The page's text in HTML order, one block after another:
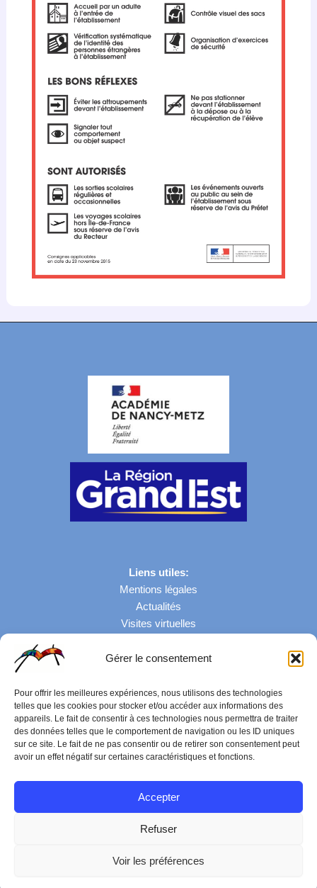
Gérer le consentement
Pour offrir les meilleures expériences, nous utilisons des technologies
telles que les cookies pour stocker et/ou accéder aux informations des
appareils. Le fait de consentir à ces technologies nous permettra de traiter
des données telles que le comportement de navigation ou les ID uniques
sur ce site. Le fait de ne pas consentir ou de retirer son consentement peut
avoir un effet négatif sur certaines caractéristiques et fonctions.
Accepter
Refuser
Voir les préférences
Liens utiles:
Mentions légales
Actualités
Visites virtuelles
Nombre de visites: 43057
Créé avecThème WordPress Astra